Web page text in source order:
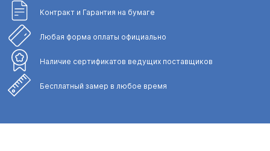
Контракт и Гарантия на бумаге
Любая форма оплаты официально
Наличие сертификатов ведущих поставщиков
Бесплатный замер в любое время